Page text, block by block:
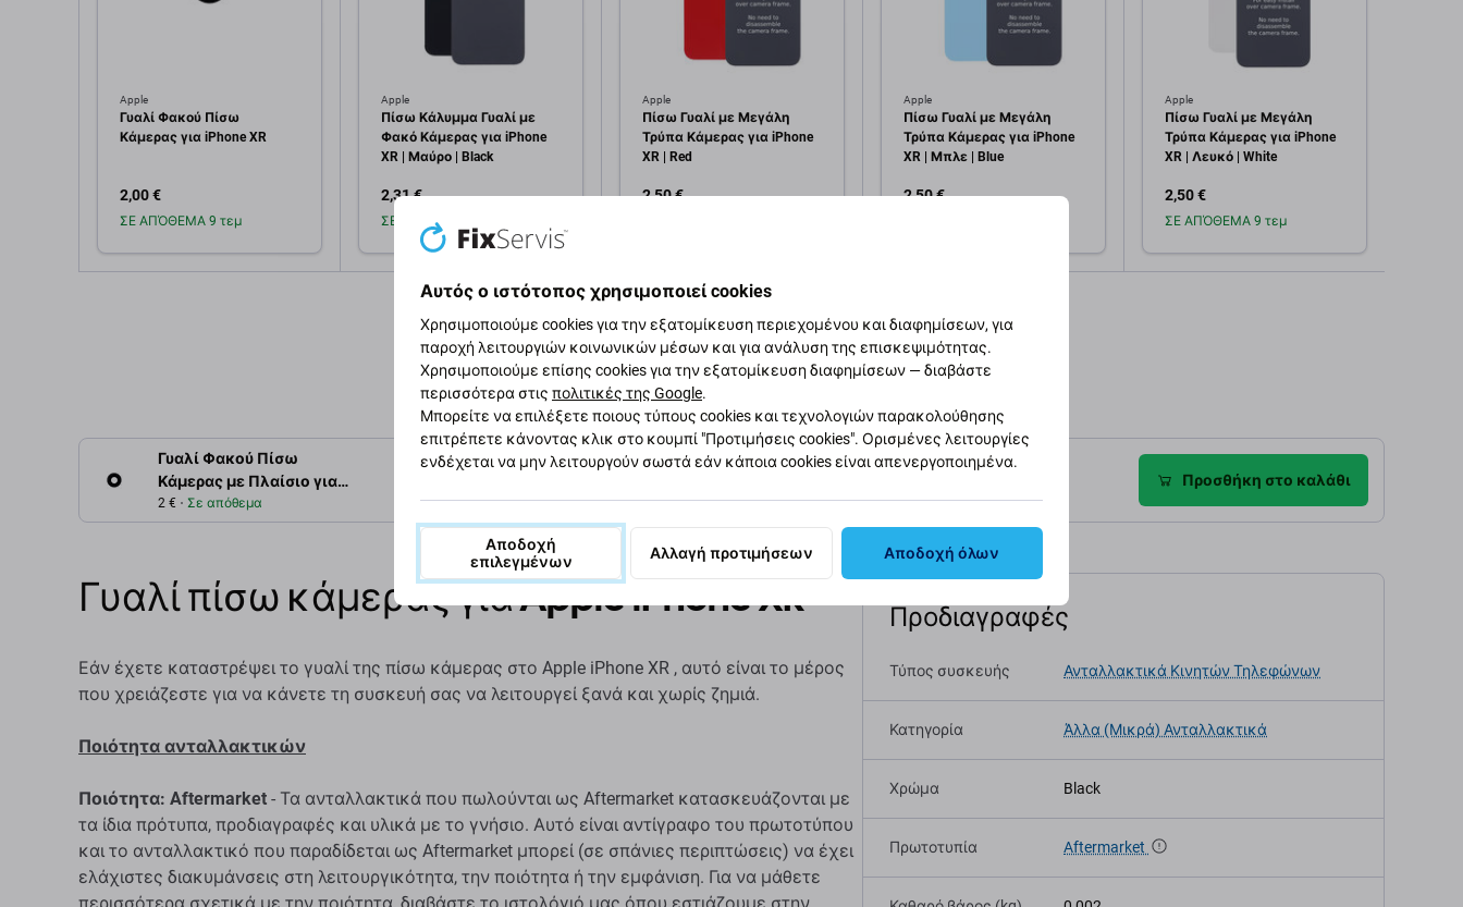
Apple
Γυαλί Φακού Πίσω
Κάμερας για iPhone XR
2,00 €
ΣΕ ΑΠΌΘΕΜΑ 9 τεμ
Προσθήκη στο
Apple
Πίσω Κάλυμμα Γυαλί με
Φακό Κάμερας για iPhone
XR | Μαύρο | Black
2,31 €
ΣΕ ΑΠΌΘΕΜΑ 1 τεμ
Προσθήκη στο
Apple
Πίσω Γυαλί με Μεγάλη
Τρύπα Κάμερας για iPhone
XR | Red
2,50 €
Apple
Πίσω Γυαλί με Μεγάλη
Τρύπα Κάμερας για iPhone
XR | Μπλε | Blue
2,50 €
Apple
Πίσω Γυαλί με Μεγάλη
Τρύπα Κάμερας για iPhone
XR | Λευκό | White
2,50 €
ΣΕ ΑΠΌΘΕΜΑ 9 τεμ
Γυαλί Φακού Πίσω
Κάμερας με Πλαίσιο για
iPhone XR | Μαύρο | Black
2 € Σε απόθεμα
Προσθήκη στο καλάθι
Γυαλί πίσω κάμερας για Apple iPhone XR
Εάν έχετε καταστρέψει το γυαλί της πίσω κάμερας στο Apple iPhone XR , αυτό είναι το μέρος
που χρειάζεστε για να κάνετε τη συσκευή σας να λειτουργεί ξανά και χωρίς ζημιά.
Ποιότητα ανταλλακτικών
Ποιότητα: Aftermarket - Τα ανταλλακτικά που πωλούνται ως Aftermarket κατασκευάζονται με
τα ίδια πρότυπα, προδιαγραφές και υλικά με το γνήσιο. Αυτό είναι αντίγραφο του πρωτοτύπου
και το ανταλλακτικό που παραδίδεται ως Aftermarket μπορεί (σε σπάνιες περιπτώσεις) να έχει
ελάχιστες διακυμάνσεις στη λειτουργικότητα, την ποιότητα ή την εμφάνιση. Για να μάθετε
Προδιαγραφές
Τύπος συσκευής Ανταλλακτικά Κινητών Τηλεφώνων
Κατηγορία Άλλα (Μικρά) Ανταλλακτικά
Χρώμα Black
Πρωτοτυπία Aftermarket
Αυτός ο ιστότοπος χρησιμοποιεί cookies
Χρησιμοποιούμε cookies για την εξατομίκευση περιεχομένου και διαφημίσεων, για
παροχή λειτουργιών κοινωνικών μέσων και για ανάλυση της επισκεψιμότητας.
Χρησιμοποιούμε επίσης cookies για την εξατομίκευση διαφημίσεων — διαβάστε
περισσότερα στις πολιτικές της Google.
Μπορείτε να επιλέξετε ποιους τύπους cookies και τεχνολογιών παρακολούθησης
επιτρέπετε κάνοντας κλικ στο κουμπί "Προτιμήσεις cookies". Ορισμένες λειτουργίες
ενδέχεται να μην λειτουργούν σωστά εάν κάποια cookies είναι απενεργοποιημένα.
Αποδοχή
επιλεγμένων
Αλλαγή προτιμήσεων Αποδοχή όλων